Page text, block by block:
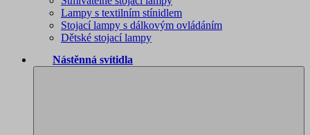
Lampy s textilním stínidlem
Stojací lampy s dálkovým ovládáním
Dětské stojací lampy
Nástěnná svítidla